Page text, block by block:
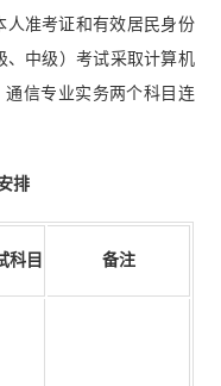
考生回忆版）】
人准考证和有效居民身份
、中级）考试采取计算机
信专业实务两个科目连
排
科目 备注